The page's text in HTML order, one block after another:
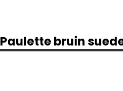
Paulette bruin